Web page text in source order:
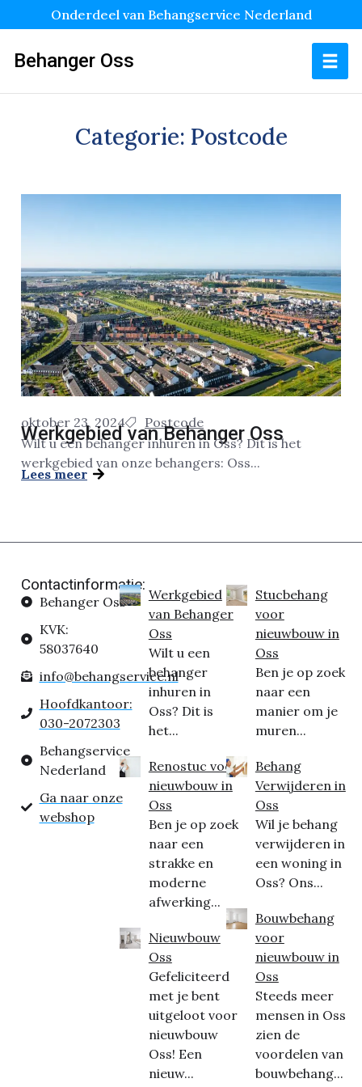
Onderdeel van Behangservice Nederland
Behanger Oss
Categorie: Postcode
oktober 23, 2024 Postcode
Werkgebied van Behanger Oss
Wilt u een behanger inhuren in Oss? Dit is het
werkgebied van onze behangers: Oss...
Lees meer
Contactinformatie:
Behanger Oss
KVK:
58037640
info@behangservice.nl
Hoofdkantoor:
030-2072303
Behangservice
Nederland
Ga naar onze
webshop
Werkgebied
van Behanger
Oss
Wilt u een
behanger
inhuren in
Oss? Dit is
het...
Renostuc voor
nieuwbouw in
Oss
Ben je op zoek
naar een
strakke en
moderne
afwerking...
Nieuwbouw
Oss
Gefeliciteerd
met je bent
uitgeloot voor
nieuwbouw
Oss! Een
nieuw...
Stucbehang
voor
nieuwbouw in
Oss
Ben je op zoek
naar een
manier om je
muren...
Behang
Verwijderen in
Oss
Wil je behang
verwijderen in
een woning in
Oss? Ons...
Bouwbehang
voor
nieuwbouw in
Oss
Steeds meer
mensen in Oss
zien de
voordelen van
bouwbehang...